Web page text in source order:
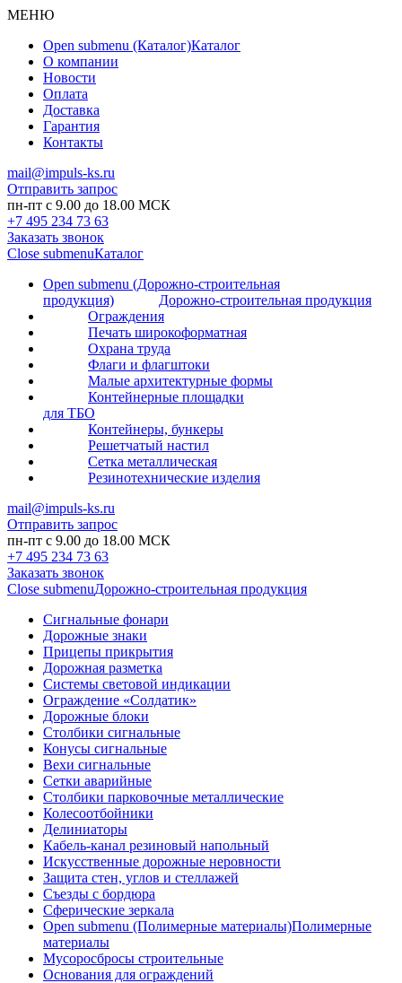
МЕНЮ
Open submenu (Каталог)Каталог
О компании
Новости
Оплата
Доставка
Гарантия
Контакты
mail@impuls-ks.ru
Отправить запрос
пн-пт с 9.00 до 18.00 МСК
+7 495 234 73 63
Заказать звонок
Close submenuКаталог
Open submenu (Дорожно-строительная
продукция)
Дорожно-строительная продукция
Ограждения
Печать широкоформатная
Охрана труда
Флаги и флагштоки
Малые архитектурные формы
Контейнерные площадки
для ТБО
Контейнеры, бункеры
Решетчатый настил
Сетка металлическая
Резинотехнические изделия
mail@impuls-ks.ru
Отправить запрос
пн-пт с 9.00 до 18.00 МСК
+7 495 234 73 63
Заказать звонок
Close submenuДорожно-строительная продукция
Сигнальные фонари
Дорожные знаки
Прицепы прикрытия
Дорожная разметка
Системы световой индикации
Ограждение «Солдатик»
Дорожные блоки
Столбики сигнальные
Конусы сигнальные
Вехи сигнальные
Сетки аварийные
Столбики парковочные металлические
Колесоотбойники
Делиниаторы
Кабель-канал резиновый напольный
Искусственные дорожные неровности
Защита стен, углов и стеллажей
Съезды с бордюра
Сферические зеркала
Open submenu (Полимерные материалы)Полимерные
материалы
Мусоросбросы строительные
Основания для ограждений